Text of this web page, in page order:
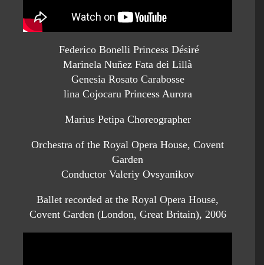
Federico Bonelli Princess Désiré
Marinela Nuñez Fata dei Lillà
Genesia Rosato Carabosse
lina Cojocaru Princess Aurora
Marius Petipa Choreographer
Orchestra of the Royal Opera House, Covent
Garden
Conductor Valeriy Ovsyanikov
Ballet recorded at the Royal Opera House,
Covent Garden (London, Great Britain), 2006